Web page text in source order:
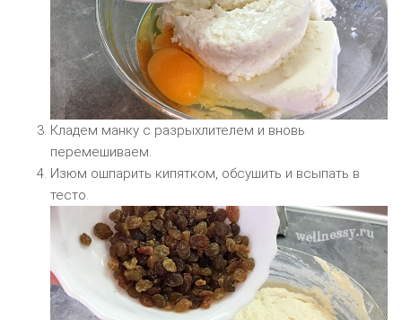
Кладем манку с разрыхлителем и вновь
перемешиваем.
Изюм ошпарить кипятком, обсушить и всыпать в
тесто.